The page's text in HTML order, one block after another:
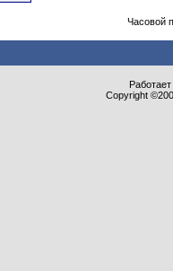
Часовой
Copyright